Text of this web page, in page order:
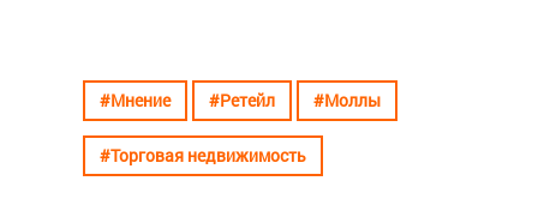
#Мнение #Ретейл #Моллы
#Торговая недвижимость